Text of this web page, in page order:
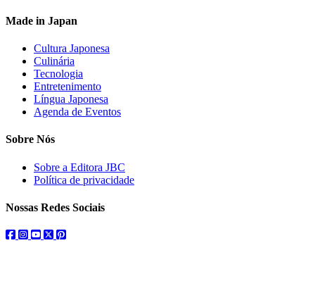
Made in Japan
Cultura Japonesa
Culinária
Tecnologia
Entretenimento
Língua Japonesa
Agenda de Eventos
Sobre Nós
Sobre a Editora JBC
Política de privacidade
Nossas Redes Sociais
facebook
instagram
youtube
twitterpinterest